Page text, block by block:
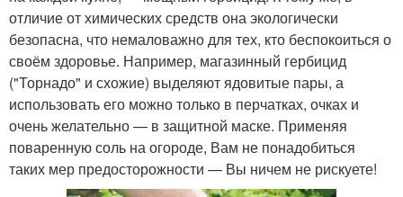
Растворы от сорняков Рецепты от сорняков
Гербициды от сорняков Сорняки на брусчатке
отличие от химических средств она экологически
безопасна, что немаловажно для тех, кто беспокоиться о
своём здоровье. Например, магазинный гербицид
("Торнадо" и схожие) выделяют ядовитые пары, а
использовать его можно только в перчатках, очках и
очень желательно — в защитной маске. Применяя
поваренную соль на огороде, Вам не понадобиться
таких мер предосторожности — Вы ничем не рискуете!